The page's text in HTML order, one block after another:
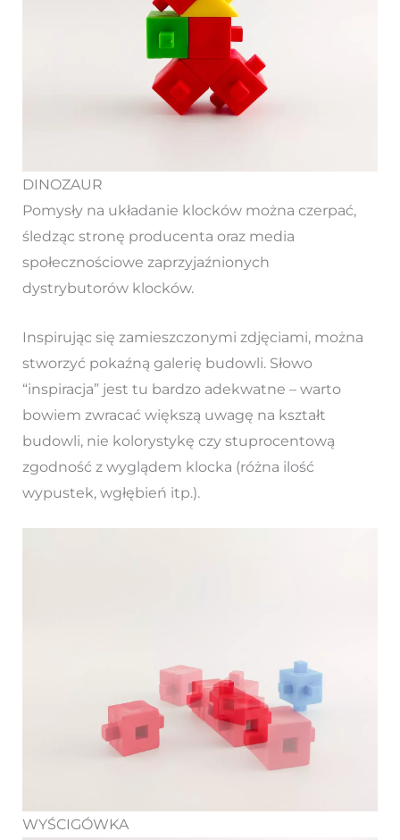
DINOZAUR
Pomysły na układanie klocków można czerpać,
śledząc stronę producenta oraz media
społecznościowe zaprzyjaźnionych
dystrybutorów klocków.
Inspirując się zamieszczonymi zdjęciami, można
stworzyć pokaźną galerię budowli. Słowo
“inspiracja” jest tu bardzo adekwatne – warto
bowiem zwracać większą uwagę na kształt
budowli, nie kolorystykę czy stuprocentową
zgodność z wyglądem klocka (różna ilość
wypustek, wgłębień itp.).
WYŚCIGÓWKA